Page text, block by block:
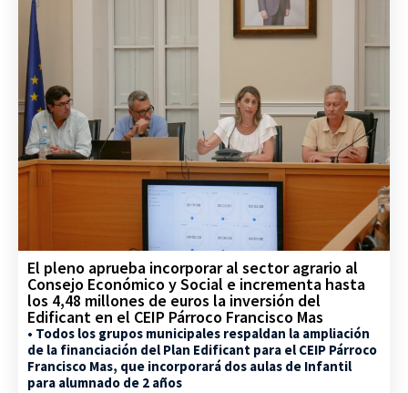
El pleno aprueba incorporar al sector agrario al
Consejo Económico y Social e incrementa hasta
los 4,48 millones de euros la inversión del
Edificant en el CEIP Párroco Francisco Mas
• Todos los grupos municipales respaldan la ampliación
de la financiación del Plan Edificant para el CEIP Párroco
Francisco Mas, que incorporará dos aulas de Infantil
para alumnado de 2 años